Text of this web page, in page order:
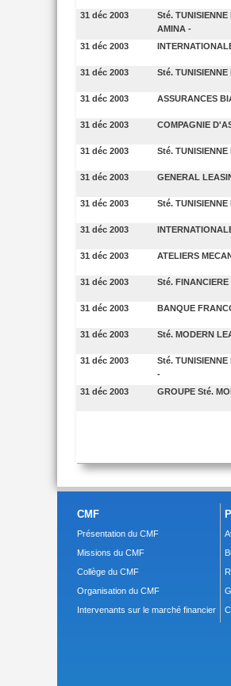
31 déc 2003
Sté.
AMINA -
31 déc 2003
31 déc 2003 Sté. TUNISIENNE
31 déc 2003 ASSURANCES
31 déc 2003 COMPAGNIE
31 déc 2003 Sté.
31 déc 2003 GENERAL
31 déc 2003 Sté. TUNISIENNE
31 déc 2003
31 déc 2003 ATELIERS
31 déc 2003 Sté.
31 déc 2003 BANQUE
31 déc 2003 Sté. MODERN
31 déc 2003
Sté. TUNISIENNE
-
31 déc 2003 GROUPE Sté.
CMF
Présentation du CMF
Missions du CMF
Collège du CMF
Organisation du CMF
Intervenants sur le marché financier